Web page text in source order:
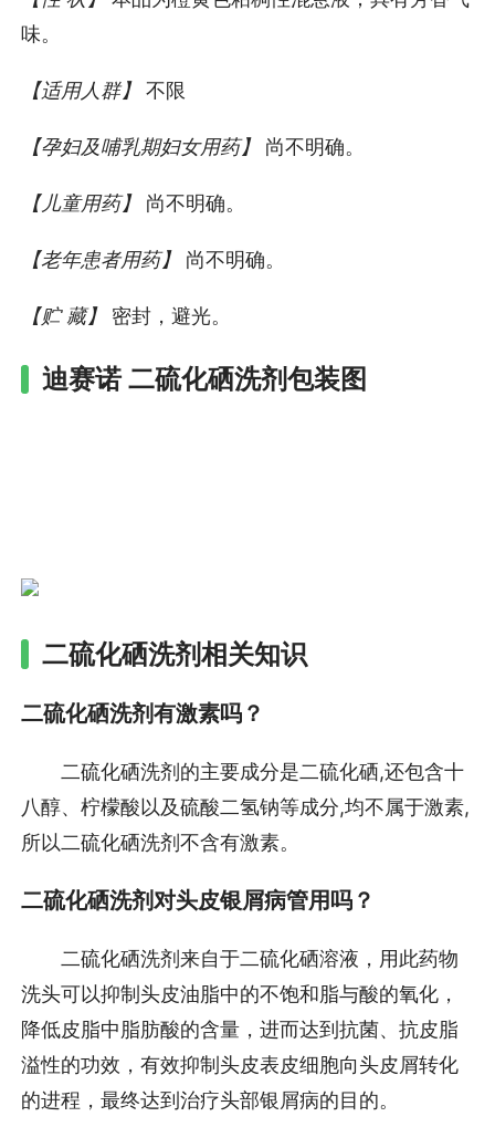
味。
【适用人群】 不限
【孕妇及哺乳期妇女用药】 尚不明确。
【儿童用药】 尚不明确。
【老年患者用药】 尚不明确。
【贮 藏】 密封，避光。
迪赛诺 二硫化硒洗剂包装图
二硫化硒洗剂相关知识
二硫化硒洗剂有激素吗？
二硫化硒洗剂的主要成分是二硫化硒,还包含十
八醇、柠檬酸以及硫酸二氢钠等成分,均不属于激素,
所以二硫化硒洗剂不含有激素。
二硫化硒洗剂对头皮银屑病管用吗？
二硫化硒洗剂来自于二硫化硒溶液，用此药物
洗头可以抑制头皮油脂中的不饱和脂与酸的氧化，
降低皮脂中脂肪酸的含量，进而达到抗菌、抗皮脂
溢性的功效，有效抑制头皮表皮细胞向头皮屑转化
的进程，最终达到治疗头部银屑病的目的。